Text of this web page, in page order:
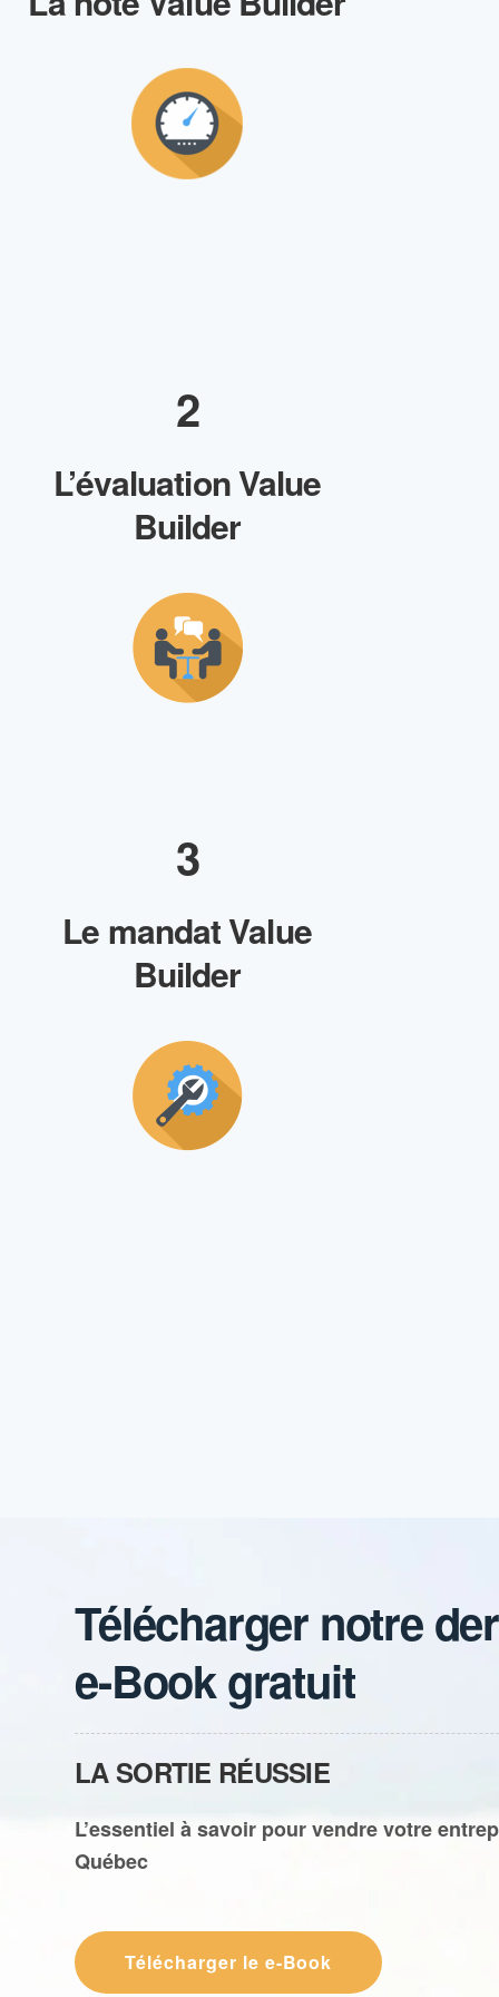
2
L’évaluation Value
Builder
3
Le mandat Value
Builder
Télécharger notre
e-Book gratuit
LA SORTIE RÉUSSIE
L’essentiel à savoir pour vendre votre
Québec
Télécharger le e-Book